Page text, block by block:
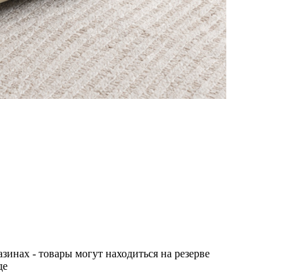
- товары могут находиться на резерве